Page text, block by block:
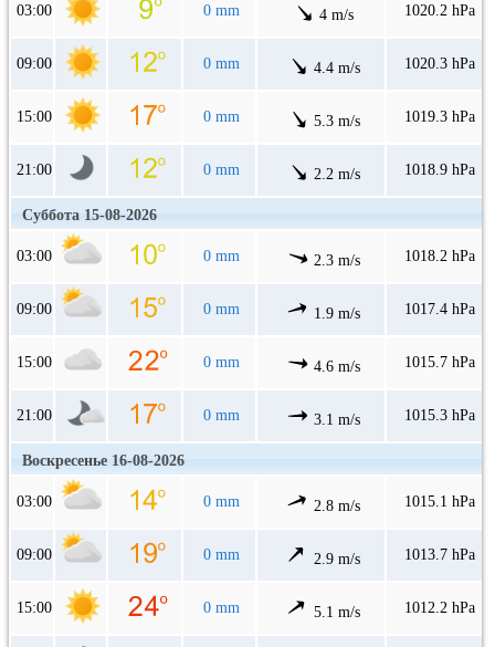
03:00 0 mm 4 m/s 1020.2 hPa
09:00 0 mm 4.4 m/s 1020.3 hPa
15:00 0 mm 5.3 m/s 1019.3 hPa
21:00 0 mm 2.2 m/s 1018.9 hPa
Суббота 15-08-2026
03:00 0 mm 2.3 m/s 1018.2 hPa
09:00 0 mm 1.9 m/s 1017.4 hPa
15:00 0 mm 4.6 m/s 1015.7 hPa
21:00 0 mm 3.1 m/s 1015.3 hPa
Воскресенье 16-08-2026
03:00 0 mm 2.8 m/s 1015.1 hPa
09:00 0 mm 2.9 m/s 1013.7 hPa
15:00 0 mm 5.1 m/s 1012.2 hPa